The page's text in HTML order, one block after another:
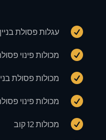
 עגלות פסולת בניין 4 קוב
 מכולות פינוי פסולת
 מכולות פסולת בניין 8
 מכולות פינוי פסולת 10
 מכולות 12 קוב